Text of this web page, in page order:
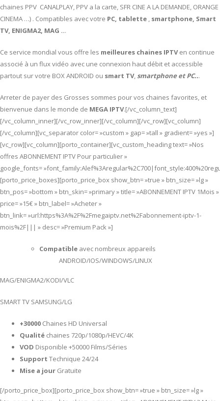
chaines PPV CANALPLAY, PPV a la carte, SFR CINE A LA DEMANDE, ORANGE
CINEMA …) . Compatibles avec votre PC, tablette , smartphone, Smart
TV, ENIGMA2, MAG ...
Ce service mondial vous offre les meilleures chaines IPTVen continue
associé à un flux vidéo avec une connexion haut débit et accessible
partout sur votre BOX ANDROID ou smart TV,smartphone et PC...
Arreter de payer des Grosses sommes pour vos chaines favorites, et
bienvenue dans le monde de MEGA IPTV.[/vc_column_text]
[/vc_column_inner][/vc_row_inner][/vc_column][/vc_row][vc_column]
[/vc_column][vc_separator color= »custom » gap= »tall » gradient= »yes »]
[vc_row][vc_column][porto_container][vc_custom_heading text= »Nos
offres ABONNEMENT IPTV Pour particulier »
google_fonts=
[porto_price_boxes][porto_price_box show_btn= »true » btn_size= »lg »
btn_pos= »bottom » btn_skin= »primary » title= »ABONNEMENT IPTV 1Mois »
price= »15€ » btn_label= »Acheter »
btn_link= »url:https%3A%2F%2Fmegaiptv.net%2Fabonnement-iptv-1-
mois%2F||| » desc= »Premium Pack »]
Compatible avec nombreux appareils
ANDROID/IOS/WINDOWS/LINUX
MAG/ENIGMA2/KODI/VLC
SMART TV SAMSUNG/LG
+30000 Chaines HD Universal
Qualité chaines 720p/1080p/HEVC/4K
VOD Disponible +50000 Films/Séries
Support Technique 24/24
Mise a jour Gratuite
[/porto_price_box][porto_price_box show_btn= »true » btn_size= »lg »